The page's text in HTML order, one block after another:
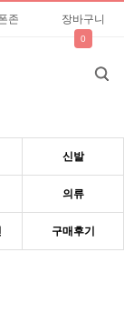
존 장바구니
0
신발
의류
구매후기